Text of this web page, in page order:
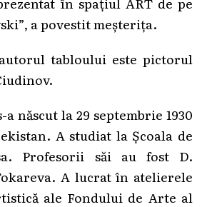
a povestit meșterița.
tabloului este pictorul
născut la 29 septembrie 1930
A studiat la Școala de
Profesorii săi au fost D.
A lucrat în atelierele
ale Fondului de Arte al